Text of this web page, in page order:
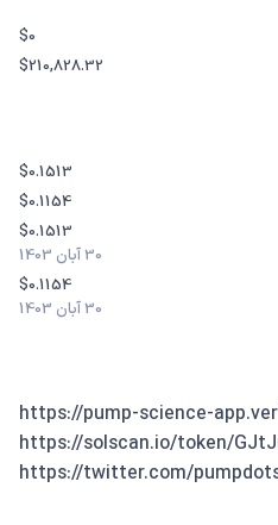
$0
$210,828.32
$0.1513
$0.1154
$0.1513
30 آبان 1403
$0.1154
30 آبان 1403